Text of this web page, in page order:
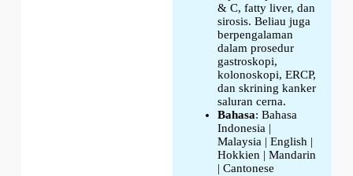
& C, fatty liver, dan
sirosis. Beliau juga
berpengalaman
dalam prosedur
gastroskopi,
kolonoskopi, ERCP,
dan skrining kanker
saluran cerna.
Bahasa: Bahasa
Indonesia |
Malaysia | English |
Hokkien | Mandarin
| Cantonese